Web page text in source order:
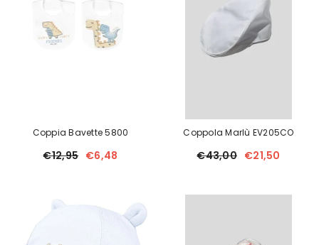
Coppia Bavette 5800
€12,95 €6,48
Coppola Marlù EV205CO
€43,00 €21,50